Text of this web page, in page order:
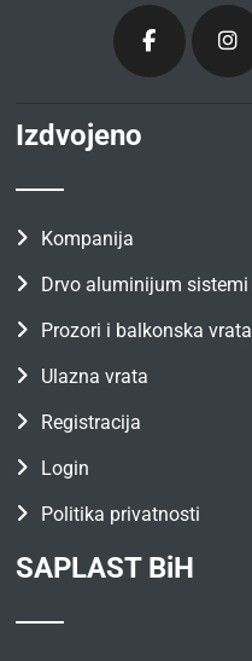
Izdvojeno
Kompanija
Drvo aluminijum sistemi
Prozori i balkonska vrata
Ulazna vrata
Registracija
Login
Politika privatnosti
SAPLAST BiH